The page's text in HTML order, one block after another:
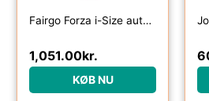
Fairgo Forza i-Size autostol (76-150 cm) – Black Sand
1,051.00kr.
KØB NU